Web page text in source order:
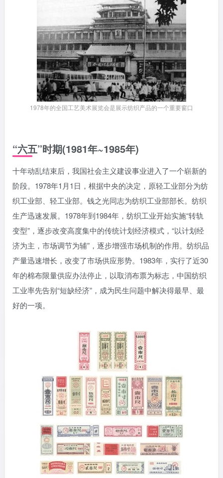
1978年的全国工艺美术展览会是展示纺织产品的一个重要窗口
“六五”时期(1981年~1985年)
十年动乱结束后，我国社会主义建设事业进入了一个崭新的
阶段。1978年1月1日，根据中央的决定，原轻工业部分为纺
织工业部、轻工业部。钱之光同志为纺织工业部部长。纺织
生产迅速发展。1978年到1984年，纺织工业开始实施“转轨
变型”，逐步改变高度集中的传统计划经济模式，“以计划经
济为主，市场调节为辅”，逐步增强市场机制的作用。纺织品
产量迅速增长，改变了市场供应形势。1983年，实行了近30
年的棉布限量供应办法停止，以取消布票为标志，中国纺织
工业率先告别“短缺经济”，成为民生问题中解决得最早、最
好的一项。